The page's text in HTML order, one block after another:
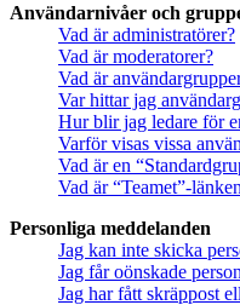
Användarnivåer och
Vad är administratörer?
Vad är moderatorer?
Vad är
Var hittar jag
Hur blir jag ledare för
Varför visas vissa
Vad är en
Vad är “Teamet”-
Personliga meddelanden
Jag kan inte skicka
Jag får oönskade
Jag har fått skräppost